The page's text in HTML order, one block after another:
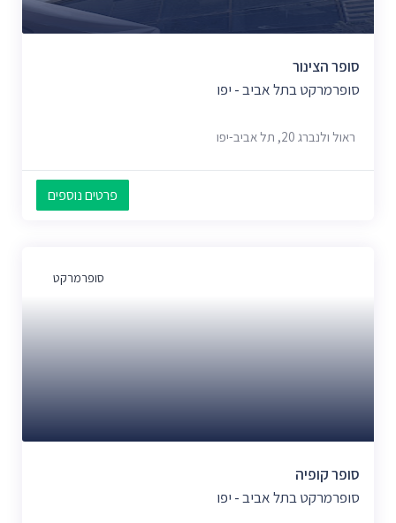
סופר הצינור
סופרמרקט בתל אביב - יפו
ראול ולנברג 20, תל אביב-יפו
פרטים נוספים
סופרמרקט
סופר קופיה
סופרמרקט בתל אביב - יפו